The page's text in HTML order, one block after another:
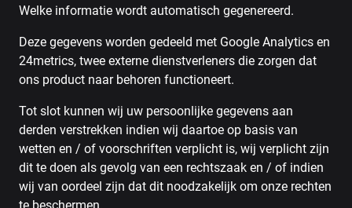
Welke informatie wordt automatisch gegenereerd.
Deze gegevens worden gedeeld met Google Analytics en
24metrics, twee externe dienstverleners die zorgen dat
ons product naar behoren functioneert.
Tot slot kunnen wij uw persoonlijke gegevens aan
derden verstrekken indien wij daartoe op basis van
wetten en / of voorschriften verplicht is, wij verplicht zijn
dit te doen als gevolg van een rechtszaak en / of indien
wij van oordeel zijn dat dit noodzakelijk om onze rechten